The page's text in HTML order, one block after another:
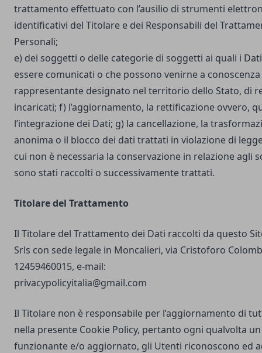
trattamento effettuato con l’ausilio di strumenti
identificativi del Titolare e dei Responsabili del
Personali;
e) dei soggetti o delle categorie di soggetti ai quali i
essere comunicati o che possono venirne a
rappresentante designato nel territorio dello Stato, di
incaricati; f) l’aggiornamento, la rettificazione ovvero,
l’integrazione dei Dati; g) la cancellazione, la
anonima o il blocco dei dati trattati in violazione di
cui non è necessaria la conservazione in relazione agli
sono stati raccolti o successivamente trattati.
Titolare del Trattamento
Il Titolare del Trattamento dei Dati raccolti da questo
Srls con sede legale in Moncalieri, via Cristoforo
12459460015, e-mail:
privacypolicyitalia@gmail.com
Il Titolare non è responsabile per l’aggiornamento di
nella presente Cookie Policy, pertanto ogni qualvolta
funzionante e/o aggiornato, gli Utenti riconoscono ed